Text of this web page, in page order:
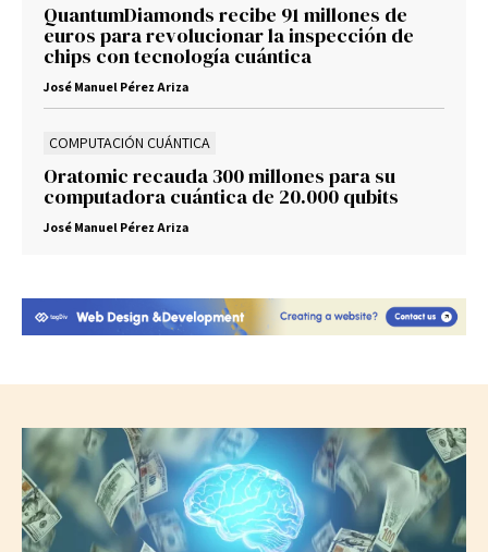
QuantumDiamonds recibe 91 millones de
euros para revolucionar la inspección de
chips con tecnología cuántica
José Manuel Pérez Ariza
COMPUTACIÓN CUÁNTICA
Oratomic recauda 300 millones para su
computadora cuántica de 20.000 qubits
José Manuel Pérez Ariza